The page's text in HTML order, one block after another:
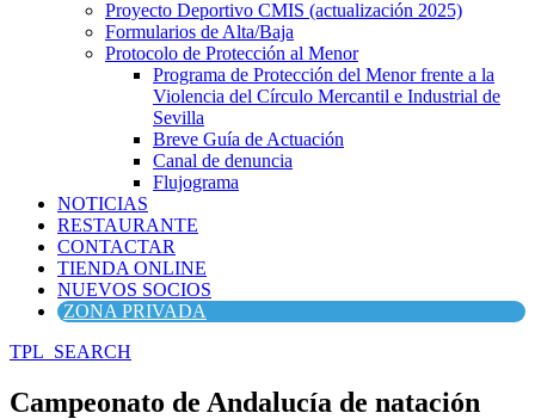
Proyecto Deportivo CMIS (actualización 2025)
Formularios de Alta/Baja
Protocolo de Protección al Menor
Programa de Protección del Menor frente a la
Violencia del Círculo Mercantil e Industrial de
Sevilla
Breve Guía de Actuación
Canal de denuncia
Flujograma
NOTICIAS
RESTAURANTE
CONTACTAR
TIENDA ONLINE
NUEVOS SOCIOS
ZONA PRIVADA
TPL_SEARCH
Campeonato de Andalucía de natación